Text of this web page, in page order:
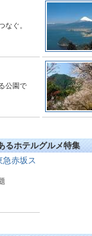
なぐ。
公園で
るホテルグルメ特集
急赤坂ス